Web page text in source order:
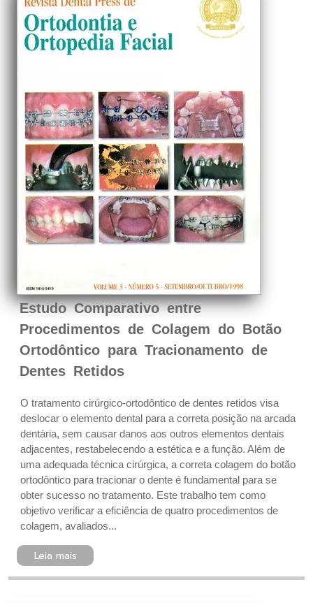
Estudo Comparativo entre
Procedimentos de Colagem do Botão
Ortodôntico para Tracionamento de
Dentes Retidos
O tratamento cirúrgico-ortodôntico de dentes retidos visa
deslocar o elemento dental para a correta posição na arcada
dentária, sem causar danos aos outros elementos dentais
adjacentes, restabelecendo a estética e a função. Além de
uma adequada técnica cirúrgica, a correta colagem do botão
ortodôntico para tracionar o dente é fundamental para se
obter sucesso no tratamento. Este trabalho tem como
objetivo verificar a eficiência de quatro procedimentos de
colagem, avaliados...
Leia mais